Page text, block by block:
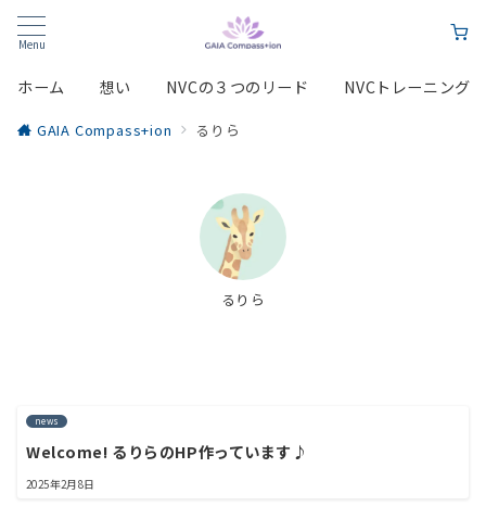
Menu
ホーム 想い NVCの３つのリード NVCトレーニング
GAIA Compass+ion るりら
るりら
news
Welcome! るりらのHP作っています♪
2025年2月8日